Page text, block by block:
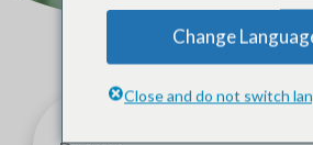
Change
Close and do not switch